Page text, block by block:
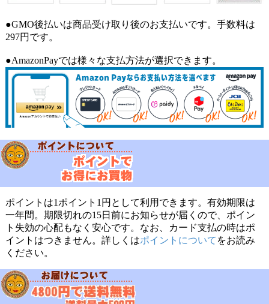
●GMO後払いは商品受け取り後のお支払いです。手数料は
297円です。
●AmazonPayでは様々な支払方法が選択できます。
ポイントは1ポイント1円として利用できます。有効期限は
一年間。期限切れの15日前にお知らせが届くので、ポイン
ト失効の心配もなく安心です。なお、カード支払の時はポ
イントはつきません。詳しくはポイントについて をお読み
ください。